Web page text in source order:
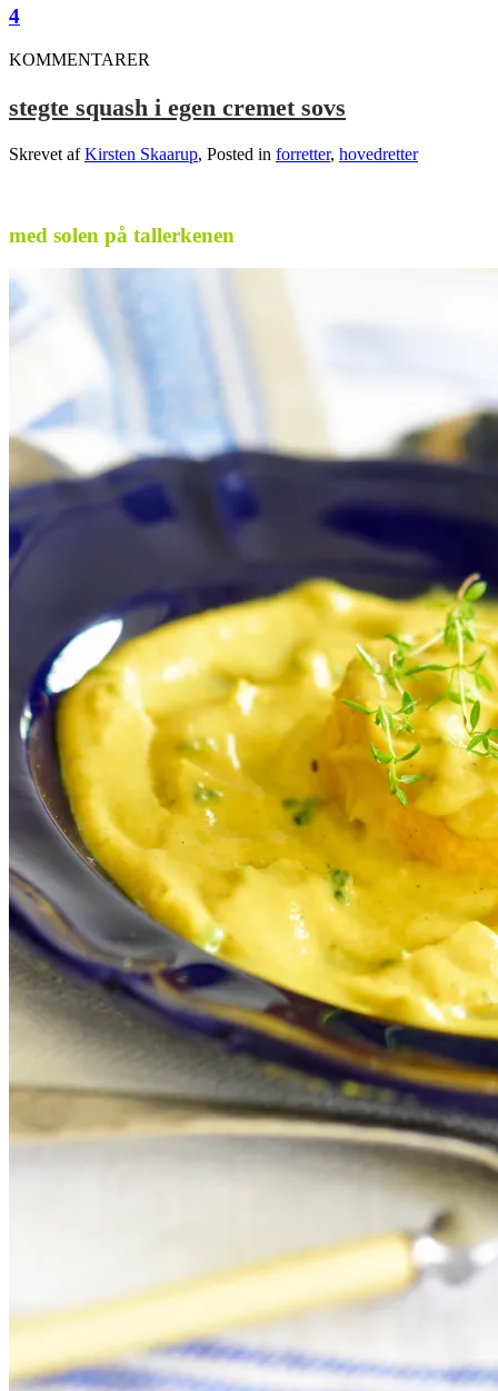
4
KOMMENTARER
stegte squash i egen cremet sovs
Skrevet afKirsten Skaarup, Posted in forretter, hovedretter
med solen på tallerkenen